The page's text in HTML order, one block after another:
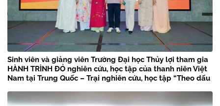
Sinh viên và giảng viên Trường Đại học Thủy lợi tham gia
HÀNH TRÌNH ĐỎ nghiên cứu, học tập của thanh niên Việt
Nam tại Trung Quốc – Trại nghiên cứu, học tập “Theo dấu